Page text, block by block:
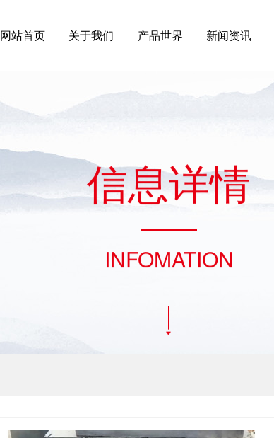
网站首页 关于我们 产品世界 新闻资讯
信息详情
INFOMATION